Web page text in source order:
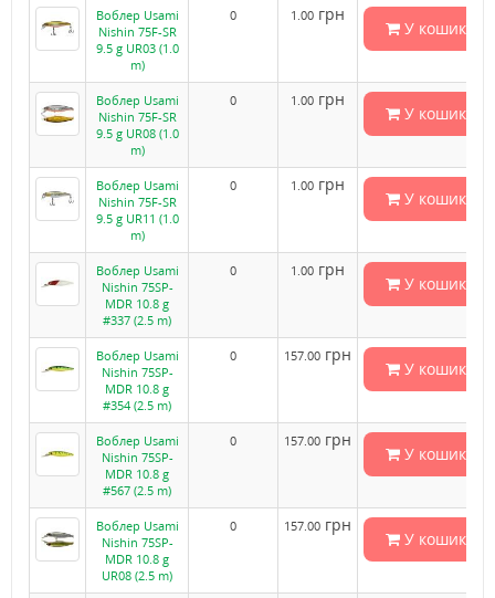
Воблер Usami
Nishin 75F-SR
9.5 g UR03 (1.0
m)
0 1.00 грн
У кошик
Воблер Usami
Nishin 75F-SR
9.5 g UR08 (1.0
m)
0 1.00 грн
У кошик
Воблер Usami
Nishin 75F-SR
9.5 g UR11 (1.0
m)
0 1.00 грн
У кошик
Воблер Usami
Nishin 75SP-
MDR 10.8 g
#337 (2.5 m)
0 1.00 грн
У кошик
Воблер Usami
Nishin 75SP-
MDR 10.8 g
#354 (2.5 m)
0 157.00 грн
У кошик
Воблер Usami
Nishin 75SP-
MDR 10.8 g
#567 (2.5 m)
0 157.00 грн
У кошик
Воблер Usami
Nishin 75SP-
MDR 10.8 g
UR08 (2.5 m)
0 157.00 грн
У кошик